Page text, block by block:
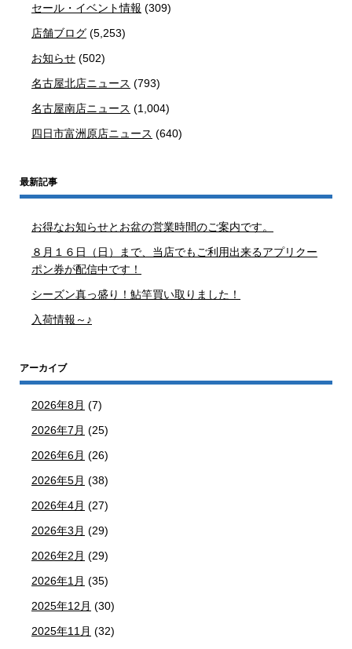
セール・イベント情報 (309)
店舗ブログ (5,253)
お知らせ (502)
名古屋北店ニュース (793)
名古屋南店ニュース (1,004)
四日市富洲原店ニュース (640)
最新記事
お得なお知らせとお盆の営業時間のご案内です。
８月１６日（日）まで、当店でもご利用出来るアプリクー
ポン券が配信中です！
シーズン真っ盛り！鮎竿買い取りました！
入荷情報～♪
アーカイブ
2026年8月 (7)
2026年7月 (25)
2026年6月 (26)
2026年5月 (38)
2026年4月 (27)
2026年3月 (29)
2026年2月 (29)
2026年1月 (35)
2025年12月 (30)
2025年11月 (32)